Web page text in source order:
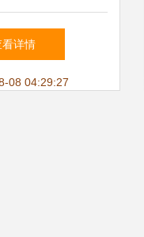
心能力双重提升
看详情
08 04:29:27